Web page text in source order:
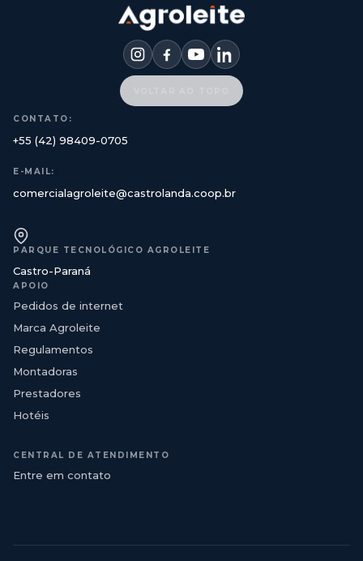
CONTATO:
+55 (42) 98409-0705
E-MAIL:
comercialagroleite@castrolanda.coop.br
PARQUE TECNOLÓGICO AGROLEITE
Castro-Paraná
APOIO
Pedidos de internet
Marca Agroleite
Regulamentos
Montadoras
Prestadores
Hotéis
CENTRAL DE ATENDIMENTO
Entre em contato